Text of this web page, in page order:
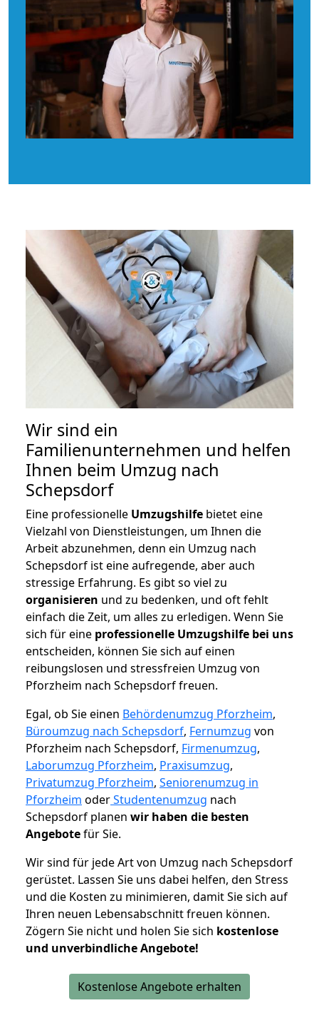
Wir sind ein
Familienunternehmen und helfen
Ihnen beim Umzug nach
Schepsdorf
Eine professionelle Umzugshilfe bietet eine
Vielzahl von Dienstleistungen, um Ihnen die
Arbeit abzunehmen, denn ein Umzug nach
Schepsdorf ist eine aufregende, aber auch
stressige Erfahrung. Es gibt so viel zu
organisieren und zu bedenken, und oft fehlt
einfach die Zeit, um alles zu erledigen. Wenn Sie
sich für eine professionelle Umzugshilfe bei uns
entscheiden, können Sie sich auf einen
reibungslosen und stressfreien Umzug von
Pforzheim nach Schepsdorf freuen.
Egal, ob Sie einen Behördenumzug Pforzheim,
Büroumzug nach Schepsdorf, Fernumzug von
Pforzheim nach Schepsdorf, Firmenumzug,
Laborumzug Pforzheim, Praxisumzug,
Privatumzug Pforzheim, Seniorenumzug in
Pforzheim oderStudentenumzug nach
Schepsdorf planen wir haben die besten
Angebotefür Sie.
Wir sind für jede Art von Umzug nach Schepsdorf
gerüstet. Lassen Sie uns dabei helfen, den Stress
und die Kosten zu minimieren, damit Sie sich auf
Ihren neuen Lebensabschnitt freuen können.
Zögern Sie nicht und holen Sie sich kostenlose
und unverbindliche Angebote!
Kostenlose Angebote erhalten